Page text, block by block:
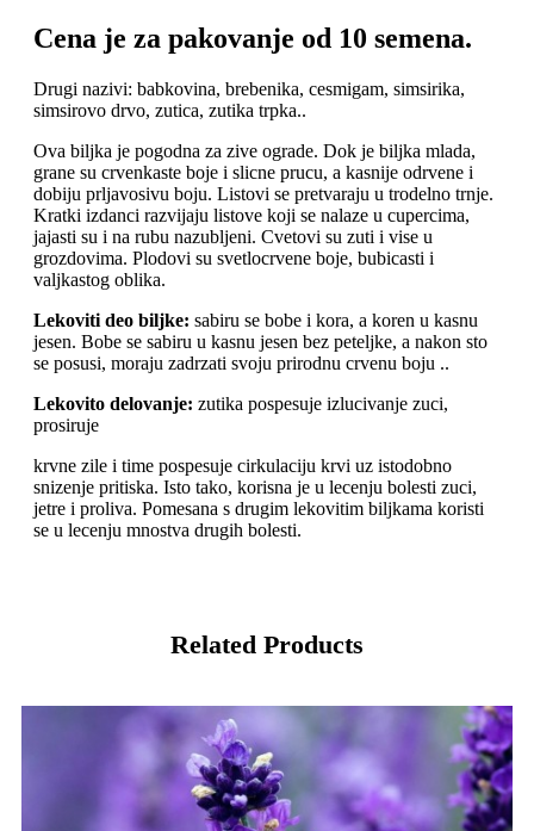
Cena je za pakovanje od 10 semena.
Drugi nazivi: babkovina, brebenika, cesmigam, simsirika,
simsirovo drvo, zutica, zutika trpka..
Ova biljka je pogodna za zive ograde. Dok je biljka mlada,
grane su crvenkaste boje i slicne prucu, a kasnije odrvene i
dobiju prljavosivu boju. Listovi se pretvaraju u trodelno trnje.
Kratki izdanci razvijaju listove koji se nalaze u cupercima,
jajasti su i na rubu nazubljeni. Cvetovi su zuti i vise u
grozdovima. Plodovi su svetlocrvene boje, bubicasti i
valjkastog oblika.
Lekoviti deo biljke: sabiru se bobe i kora, a koren u kasnu
jesen. Bobe se sabiru u kasnu jesen bez peteljke, a nakon sto
se posusi, moraju zadrzati svoju prirodnu crvenu boju ..
Lekovito delovanje: zutika pospesuje izlucivanje zuci,
prosiruje
krvne zile i time pospesuje cirkulaciju krvi uz istodobno
snizenje pritiska. Isto tako, korisna je u lecenju bolesti zuci,
jetre i proliva. Pomesana s drugim lekovitim biljkama koristi
se u lecenju mnostva drugih bolesti.
Related Products